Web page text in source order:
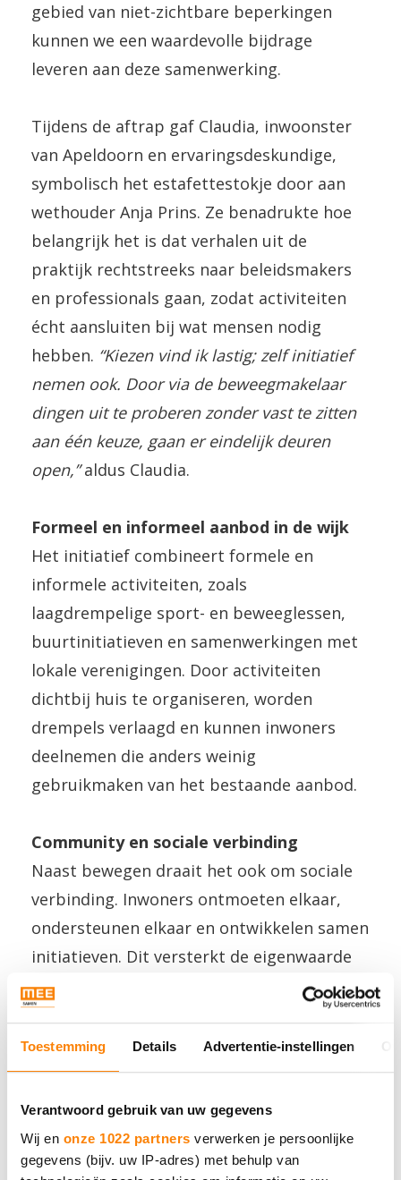
Toestemming Details Advertentie-instellingen
Verantwoord gebruik van uw gegevens
Wij en onze 1022 partners verwerken je persoonlijke
gegevens (bijv. uw IP-adres) met behulp van
gebied van niet-zichtbare beperkingen
kunnen we een waardevolle bijdrage
leveren aan deze samenwerking.
Tijdens de aftrap gaf Claudia, inwoonster
van Apeldoorn en ervaringsdeskundige,
symbolisch het estafettestokje door aan
wethouder Anja Prins. Ze benadrukte hoe
belangrijk het is dat verhalen uit de
praktijk rechtstreeks naar beleidsmakers
en professionals gaan, zodat activiteiten
écht aansluiten bij wat mensen nodig
hebben. “Kiezen vind ik lastig; zelf initiatief
nemen ook. Door via de beweegmakelaar
dingen uit te proberen zonder vast te zitten
aan één keuze, gaan er eindelijk deuren
open,”aldus Claudia.
Formeel en informeel aanbod in de wijk
Het initiatief combineert formele en
informele activiteiten, zoals
laagdrempelige sport- en beweeglessen,
buurtinitiatieven en samenwerkingen met
lokale verenigingen. Door activiteiten
dichtbij huis te organiseren, worden
drempels verlaagd en kunnen inwoners
deelnemen die anders weinig
gebruikmaken van het bestaande aanbod.
Community en sociale verbinding
Naast bewegen draait het ook om sociale
verbinding. Inwoners ontmoeten elkaar,
ondersteunen elkaar en ontwikkelen samen
initiatieven. Dit versterkt de eigenwaarde
en zorgt voor een sterker netwerk in de
wijk. Wethouder Anja Prins:
inwoners met een niet-zichtbare beperking
is de stap om mee te doen groter dan we
vaak denken. Met kleine groepen en
ondersteuning dichtbij huis geven we
iedereen de kans om actief en verbonden te